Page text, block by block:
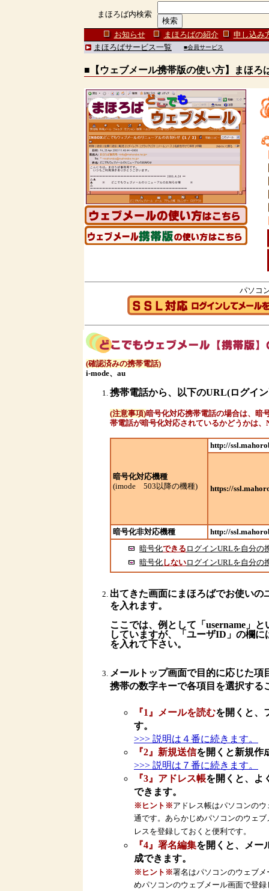
まほろば内検索
お知らせ まほろばの紹介
申し込み
まほろばサービス一覧
■会員サービス
■【ウェブメール携帯版の使い方】まほろ
パソコ
(確認済みの携帯電話)
i-mode、au
携帯電話から、以下のURL(ログイ
(注意事項)暗号化対応携帯電話の場合は、暗
帯電話が暗号化対応されているかどうかは
暗号化対応機種
(imode 503以降の機種)
http://
https://
暗号化非対応機種
http://
暗号化できる ログインURLを自分の
暗号化しないログインURLを自分の
出てきた画面にまほろばでお使いの
を入れます。
ここでは、例として「username」
していますが、「ユーザID」の欄に
を入れて下さい。
メールトップ画面で目的に応じた項
携帯の数字キーで各項目を選択する
『1』メールを読むを開くと、
す。
>>> 説明は４番に続きます。
『2』新規送信を開くと新規作
>>> 説明は７番に続きます。
『3』アドレス帳を開くと、よ
できます。
※ヒント※アドレス帳はパソコンの
通です。あらかじめパソコンのウェ
レスを登録しておくと便利です。
『4』署名編集を開くと、メー
成できます。
※ヒント※署名はパソコンのウェブ
めパソコンのウェブメール画面で登